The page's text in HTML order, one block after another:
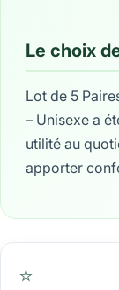
Le choix
Lot de 5
– Unisexe a
utilité au
apporter
⭐